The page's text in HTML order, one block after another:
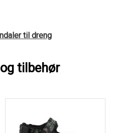
til dreng
tilbehør